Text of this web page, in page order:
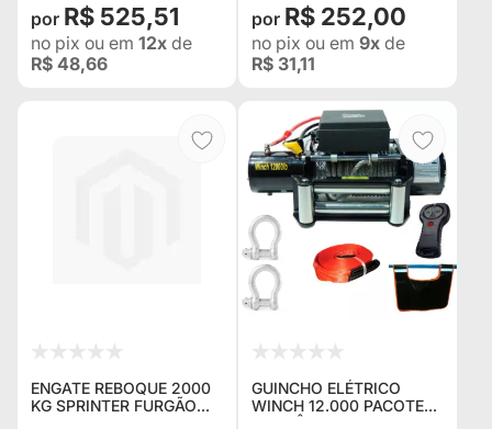
R$ 525,51
no pix ou em 12x de
R$ 48,66
R$ 252,00
no pix ou em 9x de
R$ 31,11
ENGATE REBOQUE 2000
KG SPRINTER FURGÃO
GUINCHO ELÉTRICO
WINCH 12.000 PACOTE
ECONÔMICO, COM 01